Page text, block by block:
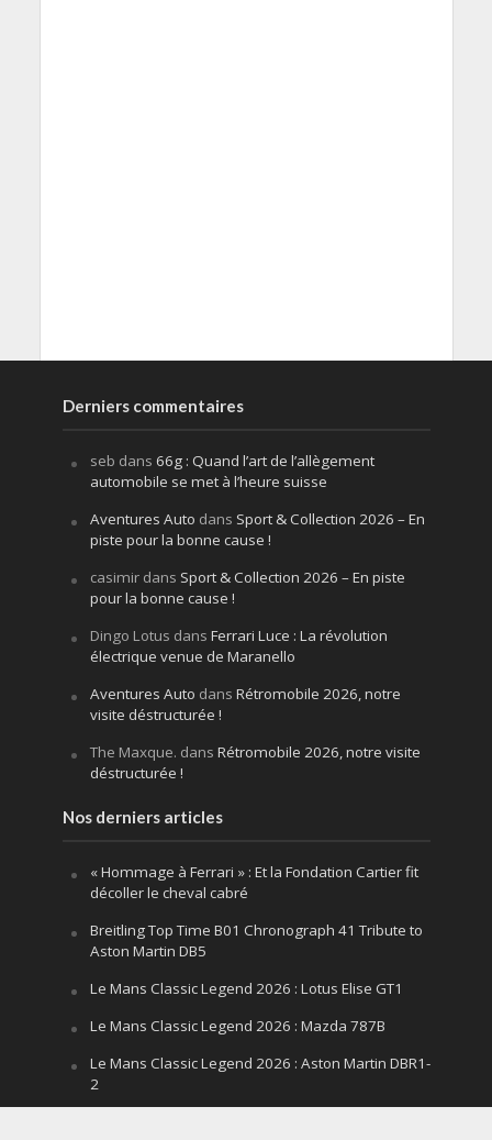
Derniers commentaires
seb dans 66g : Quand l’art de l’allègement
automobile se met à l’heure suisse
Aventures Auto dans Sport & Collection 2026 – En
piste pour la bonne cause !
casimirdans Sport & Collection 2026 – En piste
pour la bonne cause !
Dingo Lotus dans Ferrari Luce : La révolution
électrique venue de Maranello
Aventures Auto dans Rétromobile 2026, notre
visite déstructurée !
The Maxque. dans Rétromobile 2026, notre visite
déstructurée !
Nos derniers articles
« Hommage à Ferrari » : Et la Fondation Cartier fit
décoller le cheval cabré
Breitling Top Time B01 Chronograph 41 Tribute to
Aston Martin DB5
Le Mans Classic Legend 2026 : Lotus Elise GT1
Le Mans Classic Legend 2026 : Mazda 787B
Le Mans Classic Legend 2026 : Aston Martin DBR1-
2